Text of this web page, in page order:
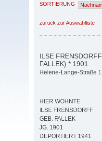
SORTIERUNG
zurück zur Auswahlliste
ILSE
FALLEK) * 1901
Helene-Lange-Straße
HIER WOHNTE
ILSE FRENSDORFF
GEB. FALLEK
JG. 1901
DEPORTIERT 1941